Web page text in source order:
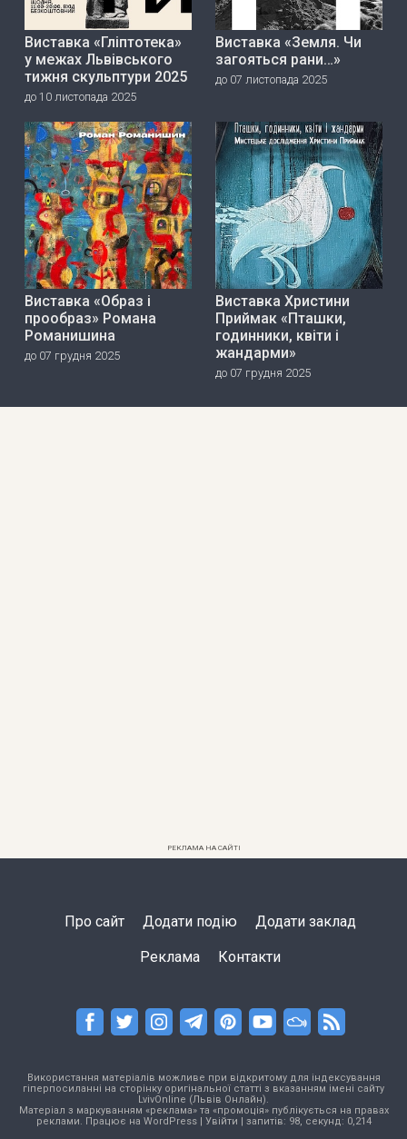
Виставка «Гліптотека»
у межах Львівського
тижня скульптури 2025
до 10 листопада 2025
Виставка «Земля. Чи
загояться рани…»
до 07 листопада 2025
Виставка «Образ і
прообраз» Романа
Романишина
до 07 грудня 2025
Виставка Христини
Приймак «Пташки,
годинники, квіти і
жандарми»
до 07 грудня 2025
РЕКЛАМА НА САЙТІ
Про сайт Додати подію Додати заклад
Реклама Контакти
Використання матеріалів можливе при відкритому для індексування
гіперпосиланні на сторінку оригінальної статті з вказанням імені сайту
LvivOnline (Львів Онлайн).
Матеріал з маркуванням «реклама» та «промоція» публікується на правах
реклами. Працює на WordPress| Увійти | запитів: 98, секунд: 0,214